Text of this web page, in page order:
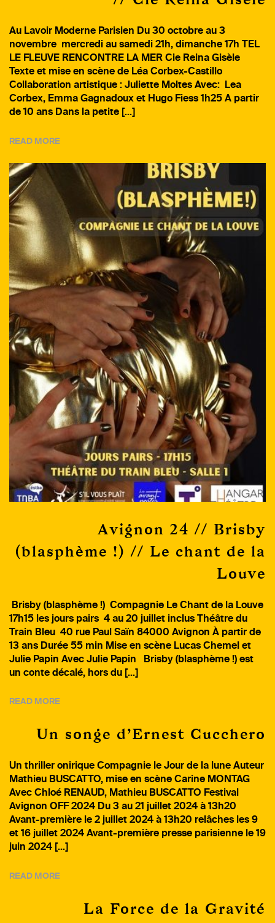
Au Lavoir Moderne Parisien Du 30 octobre au 3
novembre mercredi au samedi 21h, dimanche 17h TEL
LE FLEUVE RENCONTRE LA MER Cie Reina Gisèle
Texte et mise en scène de Léa Corbex-Castillo
Collaboration artistique : Juliette Moltes Avec: Lea
Corbex, Emma Gagnadoux et Hugo Fiess 1h25 A partir
de 10 ans Dans la petite […]
READ MORE
Avignon 24 // Brisby
(blasphème !) // Le chant de la
Louve
Brisby (blasphème !) Compagnie Le Chant de la Louve
17h15 les jours pairs 4 au 20 juillet inclus Théâtre du
Train Bleu 40 rue Paul Saïn 84000 Avignon À partir de
13 ans Durée 55 min Mise en scène Lucas Chemel et
Julie Papin Avec Julie Papin Brisby (blasphème !) est
un conte décalé, hors du […]
READ MORE
Un songe d’Ernest Cucchero
Un thriller onirique Compagnie le Jour de la lune Auteur
Mathieu BUSCATTO, mise en scène Carine MONTAG
Avec Chloé RENAUD, Mathieu BUSCATTO Festival
Avignon OFF 2024 Du 3 au 21 juillet 2024 à 13h20
Avant-première le 2 juillet 2024 à 13h20 relâches les 9
et 16 juillet 2024 Avant-première presse parisienne le 19
juin 2024 […]
READ MORE
La Force de la Gravité